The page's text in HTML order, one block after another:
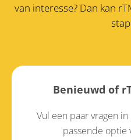
van interesse? Dan kan
Benieuwd of
Vul een paar vragen
passende optie